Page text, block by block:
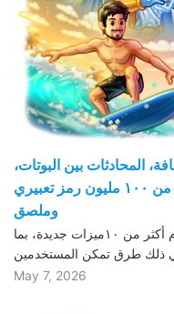
المحادثات بين البوتات،
أتمتة المحادثات، البحث في أكثر من ١٠٠ مليون رمز تعبيري
وملصق
في تحديث اليوم؛ أضاف تطبيق تيليجرام أكثر من ١٠ميزات جديدة، بما
May 7, 2026